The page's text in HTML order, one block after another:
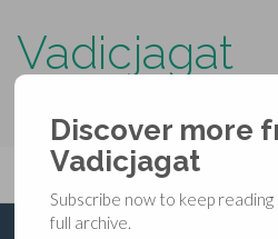
Vadicjagat
Primary
Menu
content
Vadicjagat
Discover more
Vadicjagat
Subscribe now to keep
full archive.